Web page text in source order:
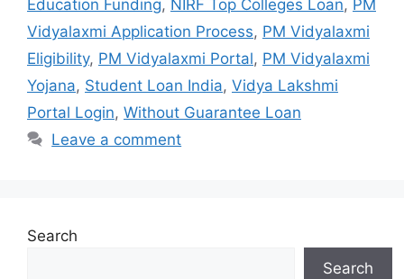
Education Funding, NIRF Top Colleges Loan, PM
Vidyalaxmi Application Process, PM Vidyalaxmi
Eligibility, PM Vidyalaxmi Portal, PM Vidyalaxmi
Yojana, Student Loan India, Vidya Lakshmi
Portal Login, Without Guarantee Loan
Leave a comment
Search
Search